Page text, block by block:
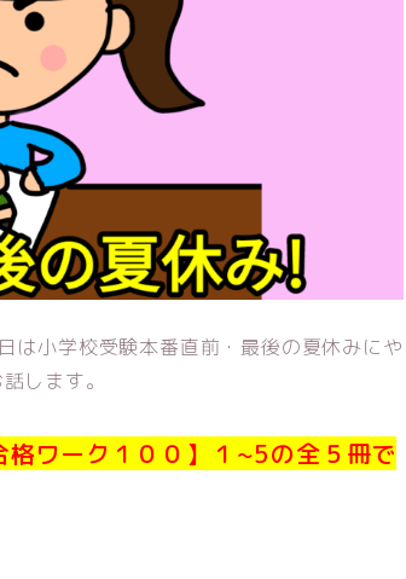
は小学校受験本番直前・最後の夏休みにや
します。
格ワーク１００】１~5の全５冊で